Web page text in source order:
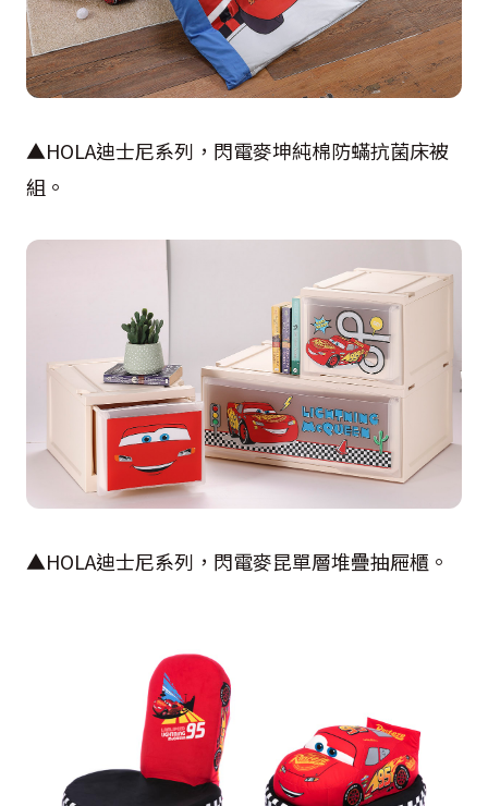
▲HOLA迪士尼系列，閃電麥坤純棉防蟎抗菌床被
組。
▲HOLA迪士尼系列，閃電麥昆單層堆疊抽屜櫃。